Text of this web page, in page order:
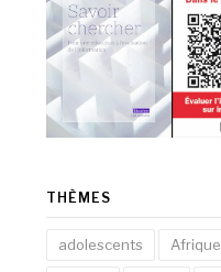
THÈMES
adolescents Afrique